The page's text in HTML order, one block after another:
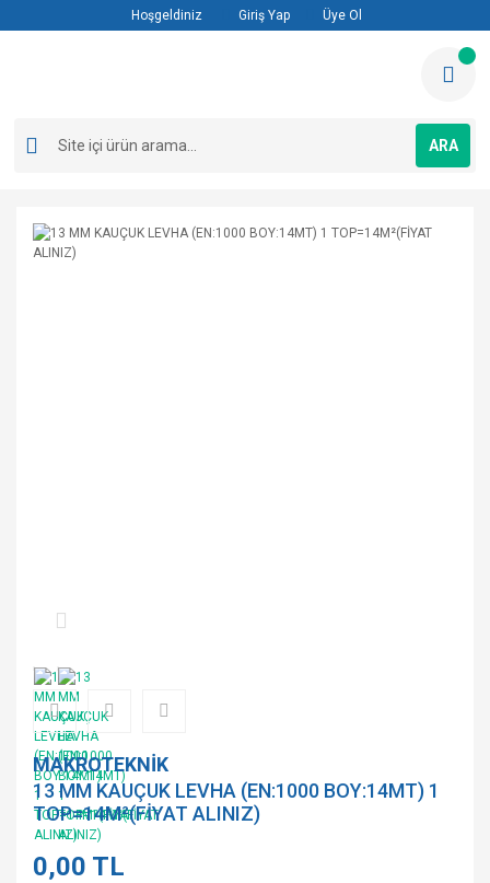
Hoşgeldiniz Giriş Yap Üye Ol
ARA
MAKROTEKNİK
13 MM KAUÇUK LEVHA (EN:1000 BOY:14MT) 1
TOP=14M²(FİYAT ALINIZ)
0,00 TL